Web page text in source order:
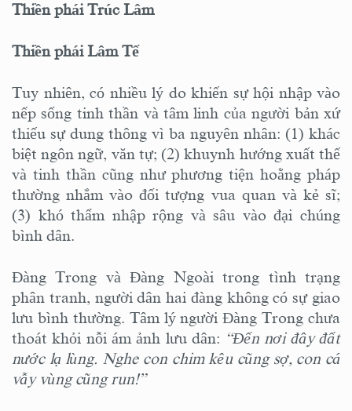
Thiền phái Trúc Lâm
Thiền phái Lâm Tế
Tuy nhiên, có nhiều lý do khiến sự hội nhập vào
nếp sống tinh thần và tâm linh của người bản xứ
thiếu sự dung thông vì ba nguyên nhân: (1) khác
biệt ngôn ngữ, văn tự; (2) khuynh hướng xuất thế
và tinh thần cũng như phương tiện hoằng pháp
thường nhắm vào đối tượng vua quan và kẻ sĩ;
(3) khó thẩm nhập rộng và sâu vào đại chúng
bình dân.
Đàng Trong và Đàng Ngoài trong tình trạng
phân tranh, người dân hai đàng không có sự giao
lưu bình thường. Tâm lý người Đàng Trong chưa
thoát khỏi nỗi ám ảnh lưu dân: “Đến nơi đây đất
nước lạ lùng. Nghe con chim kêu cũng sợ, con cá
vẫy vùng cũng run!”